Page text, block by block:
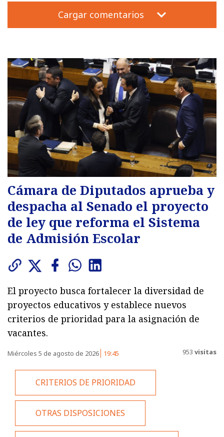
Cargar comentarios
Cámara de Diputados aprueba y
despacha al Senado el proyecto
de ley que reforma el Sistema
de Admisión Escolar
El proyecto busca fortalecer la diversidad de
proyectos educativos y establece nuevos
criterios de prioridad para la asignación de
vacantes.
Miércoles 5 de agosto de 2026 19:45 953 visitas
CRITERIOS DE PRIORIDAD
OTRAS DISPOSICIONES